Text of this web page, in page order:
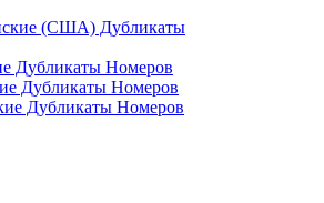
(США) Дубликаты
Дубликаты Номеров
Дубликаты Номеров
Дубликаты Номеров